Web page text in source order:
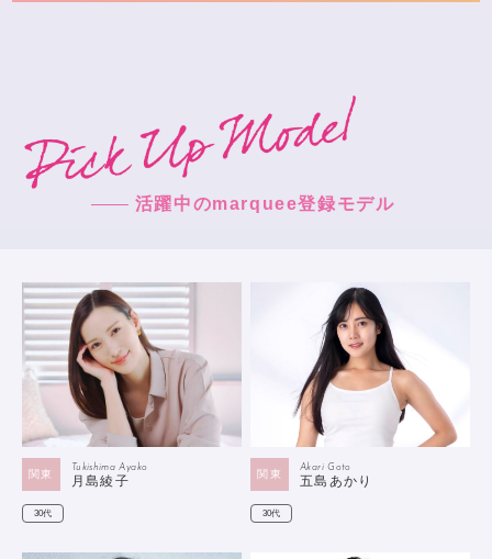
活躍中のmarquee登録モデル
関東
Tukishima Ayako
月島綾子
30代
関東
Akari Goto
五島あかり
30代